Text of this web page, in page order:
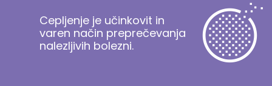
Cepljenje je učinkovit in
varen način preprečevanja
nalezljivih bolezni.